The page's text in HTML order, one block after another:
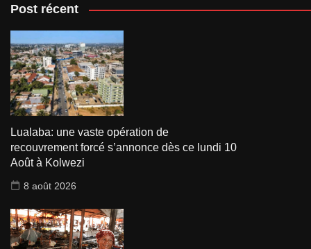
Post récent
Lualaba: une vaste opération de
recouvrement forcé s’annonce dès ce lundi 10
Août à Kolwezi
8 août 2026